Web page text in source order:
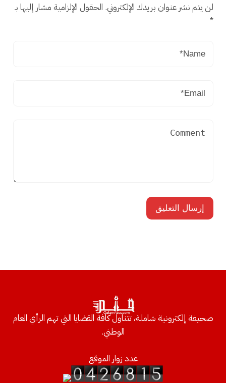
لن يتم نشر عنوان بريدك الإلكتروني. الحقول الإلزامية مشار إليها بـ
*
صحيفة إلكترونية شاملة، تتناول كافة القضايا التي تهم الرأي العام
الوطني.
عدد زوار الموقع